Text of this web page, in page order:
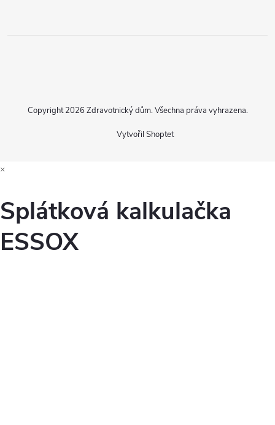
Vytvořil Shoptet
Copyright 2026 Zdravotnický dům. Všechna práva vyhrazena.
×
Splátková kalkulačka
ESSOX